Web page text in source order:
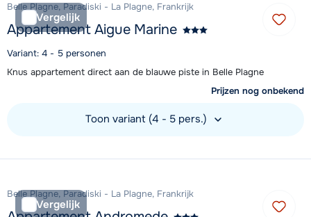
Vergelijk
Belle Plagne, Paradiski - La Plagne, Frankrijk
Appartement Aigue Marine
Variant: 4 - 5 personen
Knus appartement direct aan de blauwe piste in Belle Plagne
Prijzen nog onbekend
Toon variant (4 - 5 pers.)
Vergelijk
Belle Plagne, Paradiski - La Plagne, Frankrijk